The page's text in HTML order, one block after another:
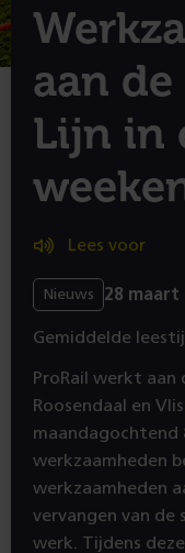
aan de
Lijn in
Lees voor
Nieuws 28 maart
Gemiddelde
ProRail werkt aan
Roosendaal en
maandagochtend
werkzaamheden
werkzaamheden
vervangen van de
werk. Tijdens